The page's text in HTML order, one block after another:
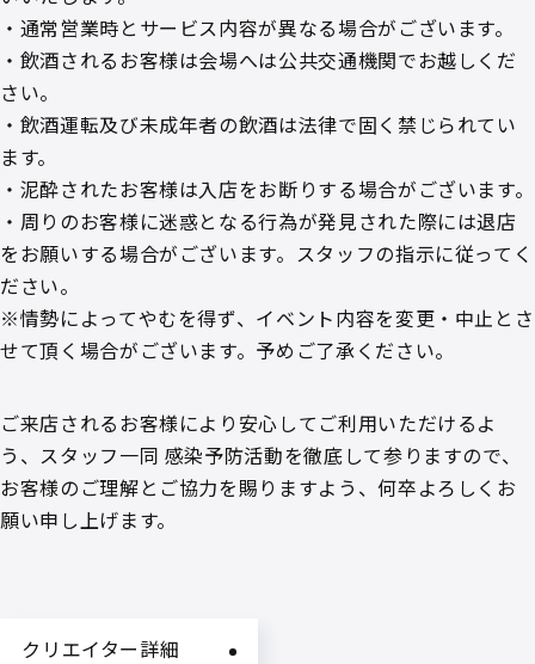
・通常営業時とサービス内容が異なる場合がございます。
・飲酒されるお客様は会場へは公共交通機関でお越しくだ
さい。
・飲酒運転及び未成年者の飲酒は法律で固く禁じられてい
ます。
・泥酔されたお客様は入店をお断りする場合がございます。
・周りのお客様に迷惑となる行為が発見された際には退店
をお願いする場合がございます。スタッフの指示に従ってく
ださい。
※情勢によってやむを得ず、イベント内容を変更・中止とさ
せて頂く場合がございます。予めご了承ください。
ご来店されるお客様により安心してご利用いただけるよ
う、スタッフ一同 感染予防活動を徹底して参りますので、
お客様のご理解とご協力を賜りますよう、何卒よろしくお
願い申し上げます。
クリエイター詳細